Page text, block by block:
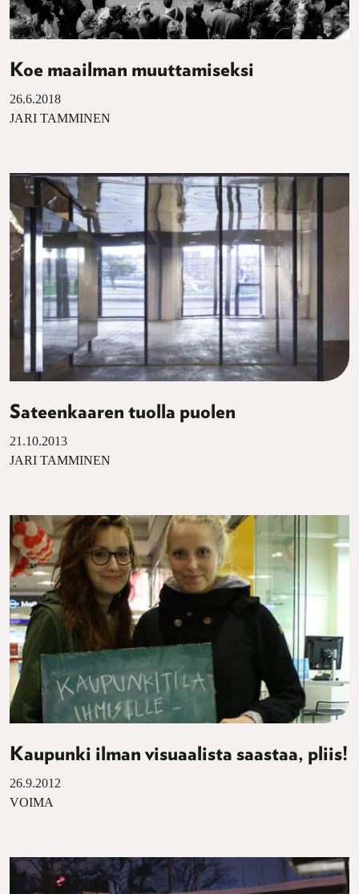
Koe maailman muuttamiseksi
26.6.2018
JARI TAMMINEN
Sateenkaaren tuolla puolen
21.10.2013
JARI TAMMINEN
Kaupunki ilman visuaalista saastaa, pliis!
26.9.2012
VOIMA